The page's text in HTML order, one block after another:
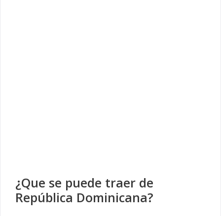
¿Que se puede traer de
República Dominicana?